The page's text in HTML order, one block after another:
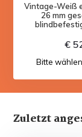
Vintage-Weiß
26 mm
€
Zuletzt